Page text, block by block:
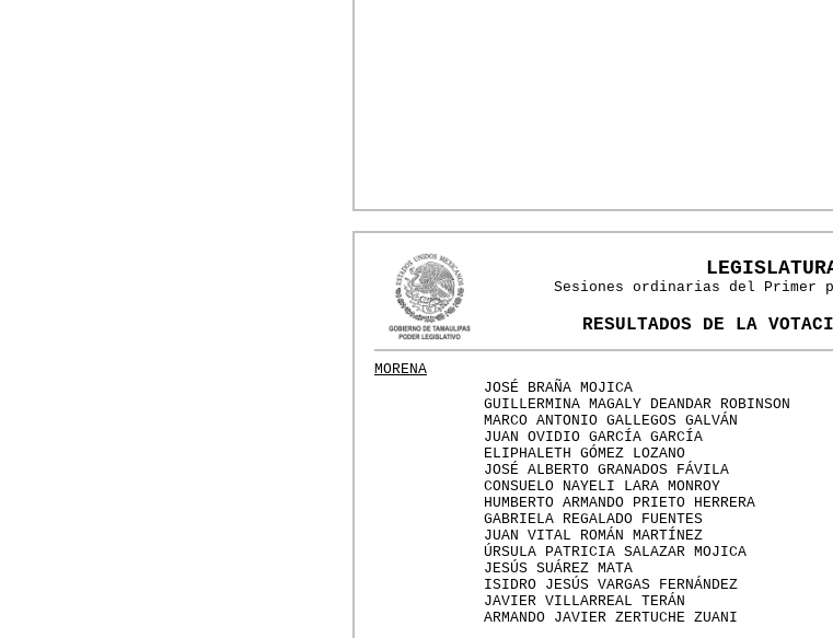
Sesiones ordinarias del Primer
RESULTADOS DE LA
MORENA
JOSÉ BRAÑA MOJICA
GUILLERMINA MAGALY DEANDAR ROBINSON
MARCO ANTONIO GALLEGOS GALVÁN
JUAN OVIDIO GARCÍA GARCÍA
ELIPHALETH GÓMEZ LOZANO
JOSÉ ALBERTO GRANADOS FÁVILA
CONSUELO NAYELI LARA MONROY
HUMBERTO ARMANDO PRIETO HERRERA
GABRIELA REGALADO FUENTES
JUAN VITAL ROMÁN MARTÍNEZ
ÚRSULA PATRICIA SALAZAR MOJICA
JESÚS SUÁREZ MATA
ISIDRO JESÚS VARGAS FERNÁNDEZ
JAVIER VILLARREAL TERÁN
ARMANDO JAVIER ZERTUCHE ZUANI